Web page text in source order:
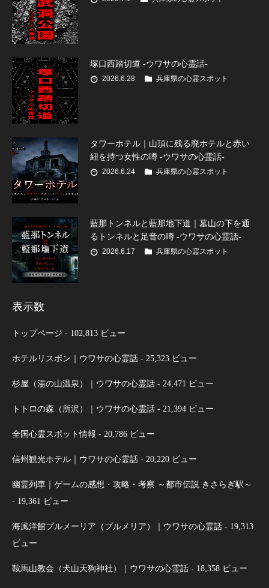
塚口西踏切道 -ウワサの心霊話-
2026.6.28 兵庫県の心霊スポット
タワーホテル｜山頂に残る廃ホテルと赤い
紐を持つ女性の噂 -ウワサの心霊話-
2026.6.24 兵庫県の心霊スポット
藍那トンネルと藍那地下道｜墓山の下を通
るトンネルと足音の噂 -ウワサの心霊話-
2026.6.17 兵庫県の心霊スポット
表示数
トップページ - 102,813 ビュー
ホテルリスボン｜ウワサの心霊話 - 25,323 ビュー
杉屋（湯の山温泉）｜ウワサの心霊話 - 24,471 ビュー
トトロの森（所沢）｜ウワサの心霊話 - 21,394 ビュー
全国心霊スポット情報 - 20,786 ビュー
信州観光ホテル｜ウワサの心霊話 - 20,220 ビュー
幽霊列車｜ゲームの感想・攻略・考察 ～都市伝説 きさらぎ駅～
- 19,361 ビュー
海風洋館プルメーリア（プルメリア）｜ウワサの心霊話 - 19,313
ビュー
鞍馬山教会（犬山天狗神社）｜ウワサの心霊話 - 18,358 ビュー